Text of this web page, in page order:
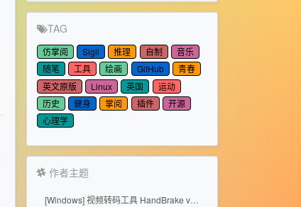
TAG
仿掌阅 Sigil 推理 自制
音乐
随笔
工具 绘画 GitHub
青春
英文原版
Linux 英国
运动
历史
健身 掌阅 插件
开源
心理学
作者主题
[Windows] 视频转码工具 HandBrake v1.11.2